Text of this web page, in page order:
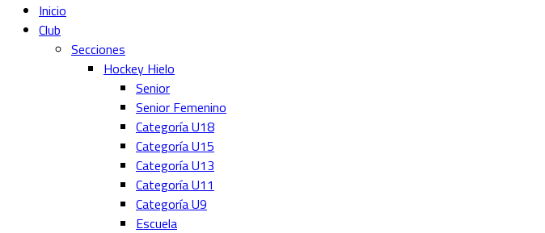
Inicio
Club
Secciones
Hockey Hielo
Senior
Senior Femenino
Categoría U18
Categoría U15
Categoría U13
Categoría U11
Categoría U9
Escuela